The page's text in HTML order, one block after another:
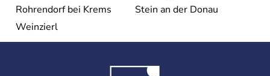
Rohrendorf bei Krems
Stein an der Donau
Weinzierl